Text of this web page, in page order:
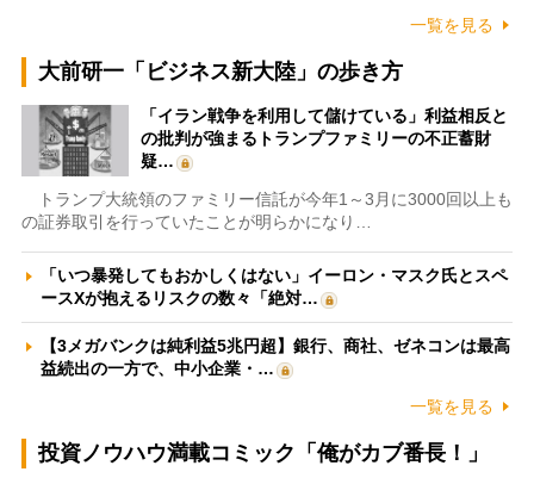
一覧を見る
大前研一「ビジネス新大陸」の歩き方
「イラン戦争を利用して儲けている」利益相反と
の批判が強まるトランプファミリーの不正蓄財
疑…
トランプ大統領のファミリー信託が今年1～3月に3000回以上も
の証券取引を行っていたことが明らかになり…
「いつ暴発してもおかしくはない」イーロン・マスク氏とスペ
ースXが抱えるリスクの数々「絶対…
【3メガバンクは純利益5兆円超】銀行、商社、ゼネコンは最高
益続出の一方で、中小企業・…
一覧を見る
投資ノウハウ満載コミック「俺がカブ番長！」